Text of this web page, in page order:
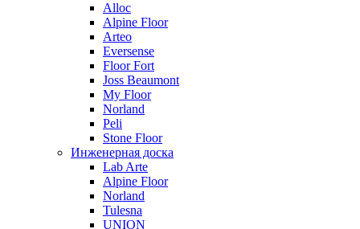
Alloc
Alpine Floor
Arteo
Eversense
Floor Fort
Joss Beaumont
My Floor
Norland
Peli
Stone Floor
Инженерная доска
Lab Arte
Alpine Floor
Norland
Tulesna
UNION